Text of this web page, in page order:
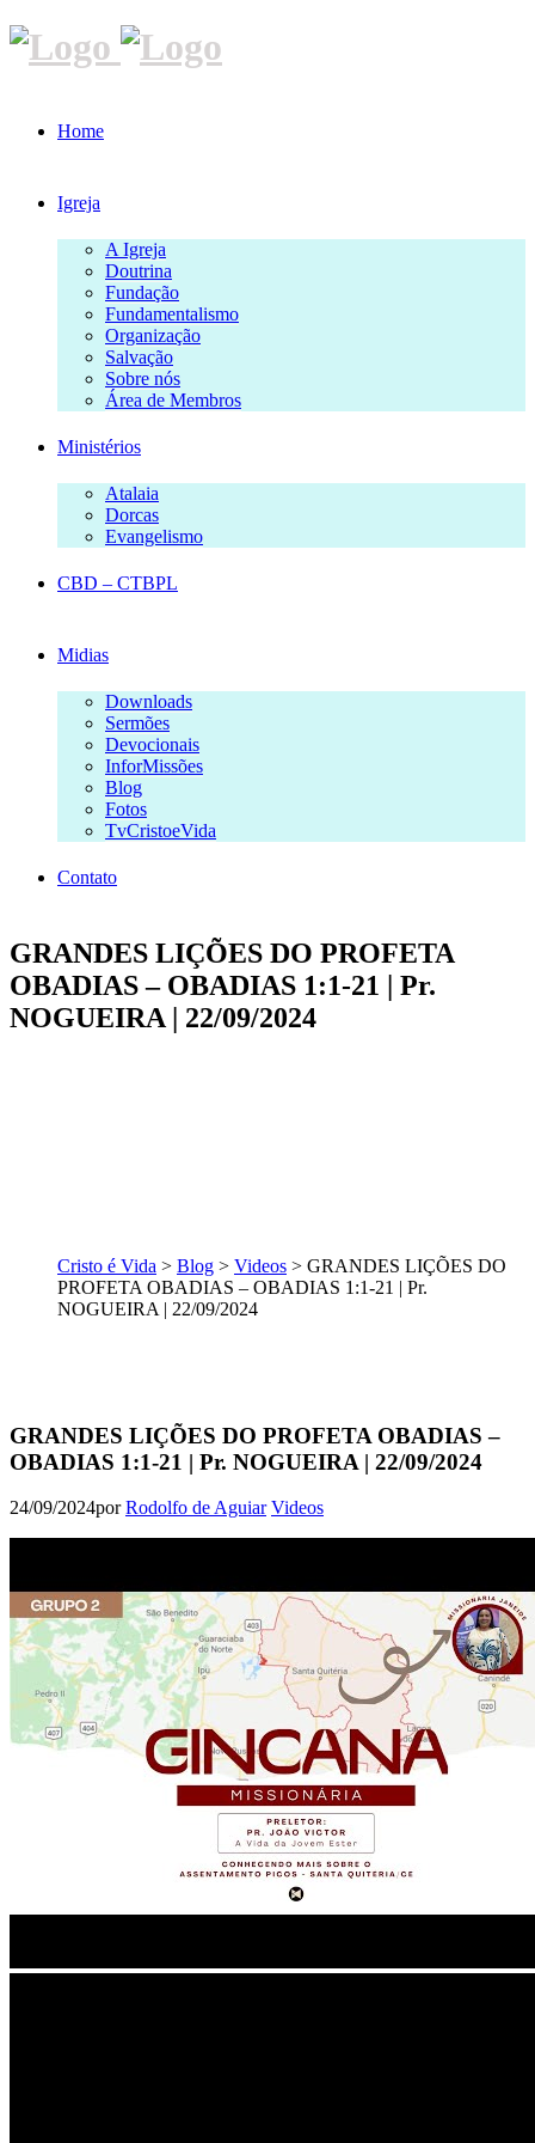
Home
Igreja
A Igreja
Doutrina
Fundação
Fundamentalismo
Organização
Salvação
Sobre nós
Área de Membros
Ministérios
Atalaia
Dorcas
Evangelismo
CBD – CTBPL
Midias
Downloads
Sermões
Devocionais
InforMissões
Blog
Fotos
TvCristoeVida
Contato
GRANDES LIÇÕES DO PROFETA
OBADIAS – OBADIAS 1:1-21 | Pr.
NOGUEIRA | 22/09/2024
Cristo é Vida > Blog > Videos > GRANDES LIÇÕES DO
PROFETA OBADIAS – OBADIAS 1:1-21 | Pr.
NOGUEIRA | 22/09/2024
GRANDES LIÇÕES DO PROFETA OBADIAS –
OBADIAS 1:1-21 | Pr. NOGUEIRA | 22/09/2024
24/09/2024porRodolfo de Aguiar Videos